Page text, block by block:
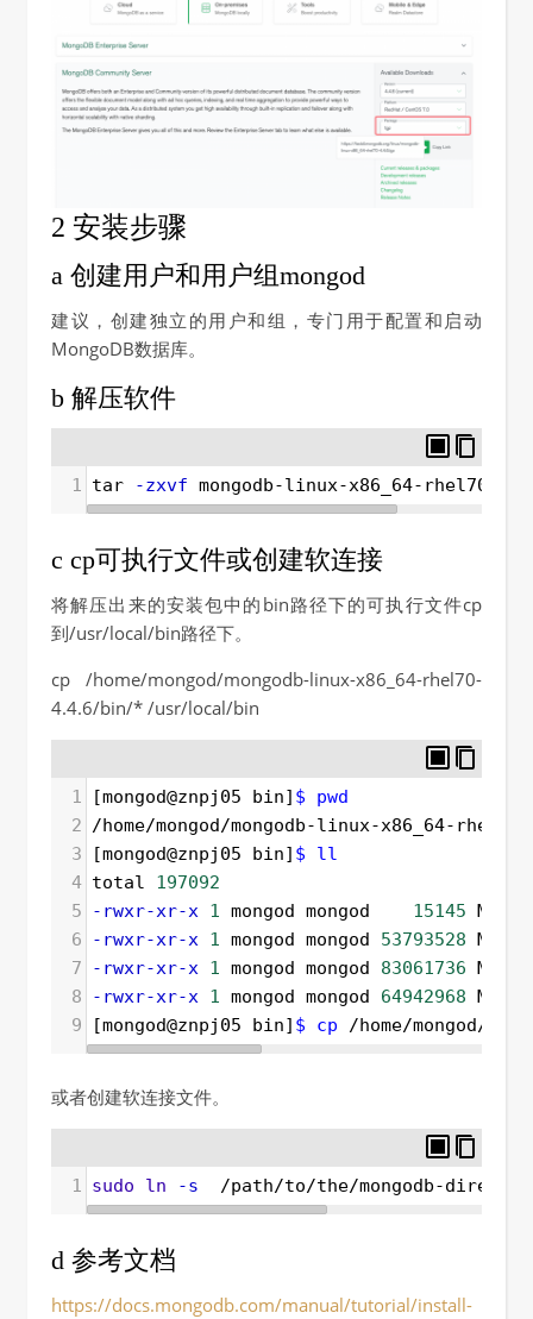
2 安装步骤
a 创建用户和用户组mongod
建议，创建独立的用户和组，专门用于配置和启动
MongoDB数据库。
b 解压软件
1 tar -zxvf mongodb-linux-x86_64-rhel70-
c cp可执行文件或创建软连接
将解压出来的安装包中的bin路径下的可执行文件cp
到/usr/local/bin路径下。
cp /home/mongod/mongodb-linux-x86_64-rhel70-
4.4.6/bin/* /usr/local/bin
1 [mongod@znpj05 bin] $ pwd
2 /home/mongod/mongodb-linux-x86_64-
3
[mongod@znpj05 bin] $ ll
4 total 197092
5
-rwxr-xr-x 1 mongod mongod 15145 May
6
-rwxr-xr-x 1 mongod mongod 53793528 May
7
-rwxr-xr-x 1 mongod mongod 83061736 May
8
-rwxr-xr-x 1 mongod mongod 64942968 May
9
[mongod@znpj05 bin] $ cp /home/mongod/
或者创建软连接文件。
1 sudo ln -s
/path/to/the/mongodb-
d 参考文档
https://docs.mongodb.com/manual/tutorial/install-